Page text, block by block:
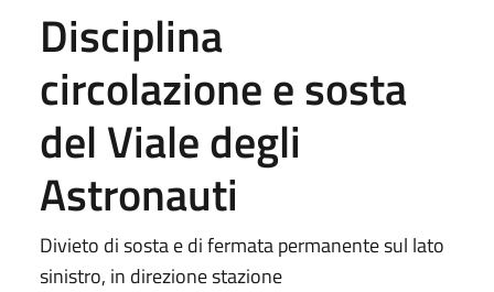
Disciplina
circolazione e sosta
del Viale degli
Astronauti
Divieto di sosta e di fermata permanente sul lato
sinistro, in direzione stazione